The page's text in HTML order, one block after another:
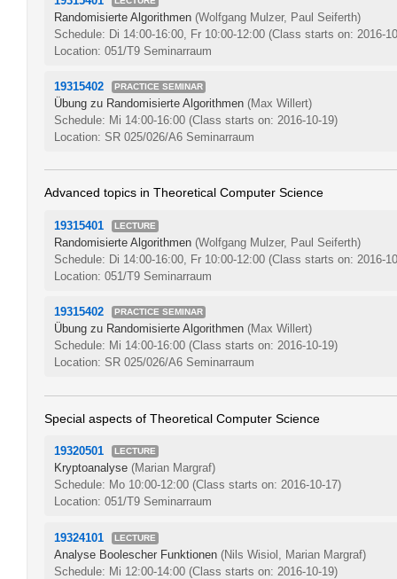
Randomisierte Algorithmen (Wolfgang Mulzer, Paul Seiferth)
Schedule: Di 14:00-16:00, Fr 10:00-12:00 (Class starts on: 2016-
Location: 051/T9 Seminarraum
19315402 PRACTICE SEMINAR
Übung zu Randomisierte Algorithmen (Max Willert)
Schedule: Mi 14:00-16:00 (Class starts on: 2016-10-19)
Location: SR 025/026/A6 Seminarraum
Advanced topics in Theoretical Computer Science
19315401 LECTURE
Randomisierte Algorithmen (Wolfgang Mulzer, Paul Seiferth)
Schedule: Di 14:00-16:00, Fr 10:00-12:00 (Class starts on: 2016-
Location: 051/T9 Seminarraum
19315402 PRACTICE SEMINAR
Übung zu Randomisierte Algorithmen (Max Willert)
Schedule: Mi 14:00-16:00 (Class starts on: 2016-10-19)
Location: SR 025/026/A6 Seminarraum
Special aspects of Theoretical Computer Science
19320501 LECTURE
Kryptoanalyse (Marian Margraf)
Schedule: Mo 10:00-12:00 (Class starts on: 2016-10-17)
Location: 051/T9 Seminarraum
19324101 LECTURE
Analyse Boolescher Funktionen (Nils Wisiol, Marian Margraf)
Schedule: Mi 12:00-14:00 (Class starts on: 2016-10-19)